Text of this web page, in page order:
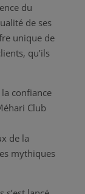
du
de ses
unique de
qu’ils
confiance
Club
de la
mythiques